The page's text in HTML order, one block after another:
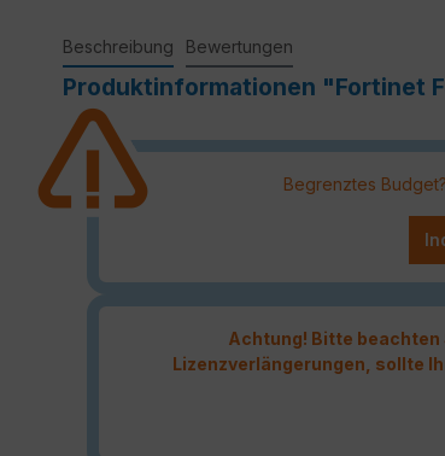
Beschreibung Bewertungen
Produktinformationen "Fortinet
Begrenztes
Achtung! Bitte beachten
Lizenzverlängerungen, sollte